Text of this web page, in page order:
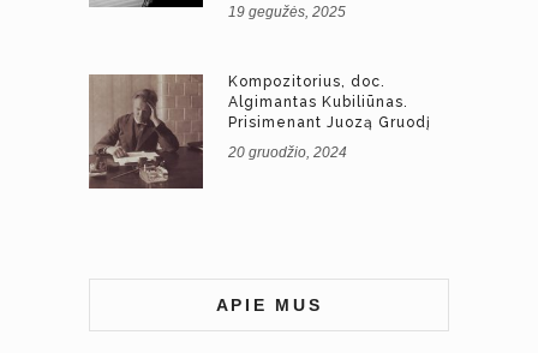
19 gegužės, 2025
Kompozitorius, doc.
Algimantas Kubiliūnas.
Prisimenant Juozą Gruodį
20 gruodžio, 2024
APIE MUS